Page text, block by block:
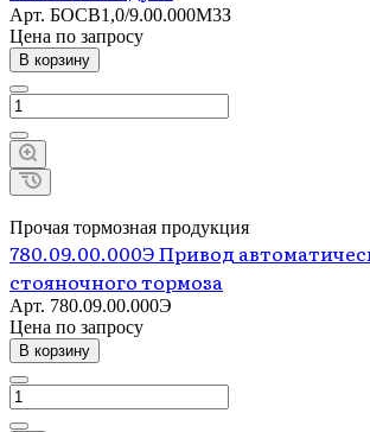
Арт. БОСВ1,0/9.00.000М3З
Цена по запросу
В корзину
Прочая тормозная продукция
780.09.00.000Э Привод
стояночного тормоза
Арт. 780.09.00.000Э
Цена по запросу
В корзину